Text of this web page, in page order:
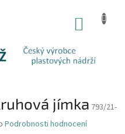
jímka 793/21-
Podrobnosti hodnocení